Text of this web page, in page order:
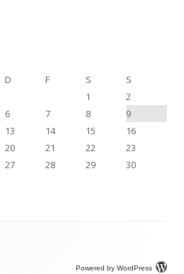
D F S
S
1
2
6 7 8
9
13 14 15
16
20 21 22
23
27 28 29
30
Powered by WordPress